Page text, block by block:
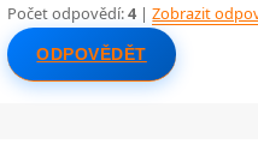
Počet odpovědí:4 |Zobrazit
ODPOVĚDĚT